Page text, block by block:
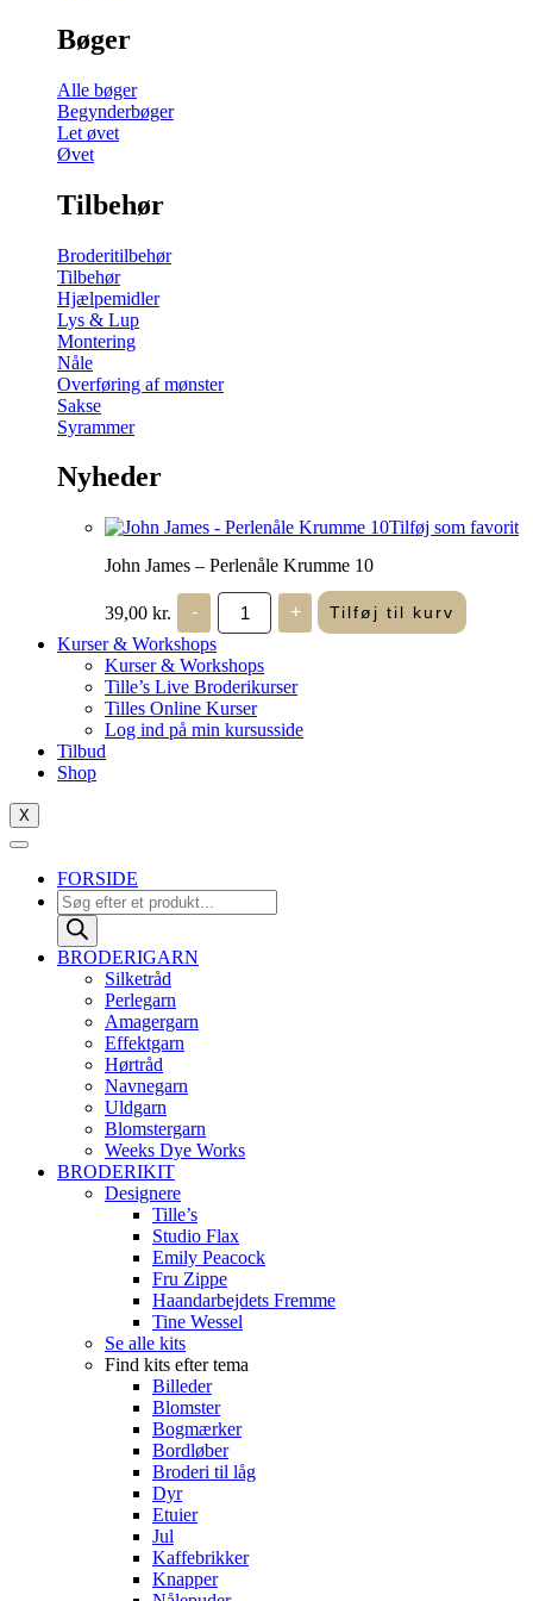
Bøger
Alle bøger
Begynderbøger
Let øvet
Øvet
Tilbehør
Broderitilbehør
Tilbehør
Hjælpemidler
Lys & Lup
Montering
Nåle
Overføring af mønster
Sakse
Syrammer
Nyheder
Tilføj som favorit
John James – Perlenåle Krumme 10
39,00 kr. -
John
James
-
Perlenåle
Krumme
10
antal
+ Tilføj til kurv
Kurser & Workshops
Kurser & Workshops
Tille’s Live Broderikurser
Tilles Online Kurser
Log ind på min kursusside
Tilbud
Shop
X
FORSIDE
Products
search
BRODERIGARN
Silketråd
Perlegarn
Amagergarn
Effektgarn
Hørtråd
Navnegarn
Uldgarn
Blomstergarn
Weeks Dye Works
BRODERIKIT
Designere
Tille’s
Studio Flax
Emily Peacock
Fru Zippe
Haandarbejdets Fremme
Tine Wessel
Se alle kits
Find kits efter tema
Billeder
Blomster
Bogmærker
Bordløber
Broderi til låg
Dyr
Etuier
Jul
Kaffebrikker
Knapper